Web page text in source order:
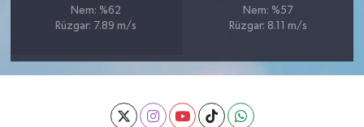
Nem: %62
Rüzgar: 7.89 m/s
Nem: %57
Rüzgar: 8.11 m/s